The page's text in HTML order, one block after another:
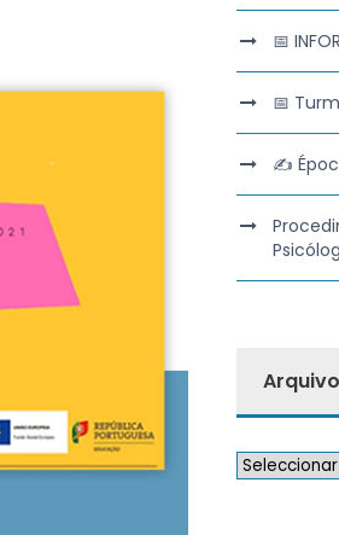
📅
📅
✍️
Arquivo